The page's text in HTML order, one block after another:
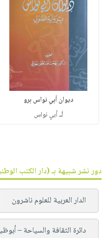
ديوان أبي نواس برو
لـأبي نواس
دور نشر شبيهة بـ (دار الكتب
الدار العربية للعلوم ناشرون
دائرة الثقافة والسياحة –